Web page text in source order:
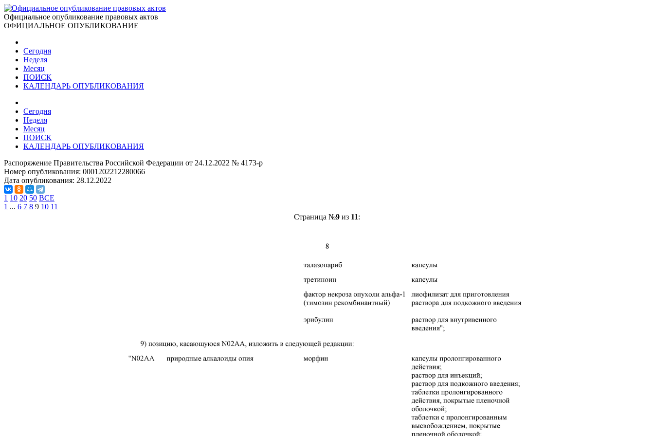
Официальное опубликование правовых актов
ОФИЦИАЛЬНОЕ ОПУБЛИКОВАНИЕ
Сегодня
Неделя
Месяц
ПОИСК
КАЛЕНДАРЬ ОПУБЛИКОВАНИЯ
Сегодня
Неделя
Месяц
ПОИСК
КАЛЕНДАРЬ ОПУБЛИКОВАНИЯ
Распоряжение Правительства Российской Федерации от 24.12.2022 № 4173-р
Номер опубликования: 0001202212280066
Дата опубликования: 28.12.2022
1 10 20 50 ВСЕ
1 ... 6 7 8 9 10 11
Страница №9 из 11: